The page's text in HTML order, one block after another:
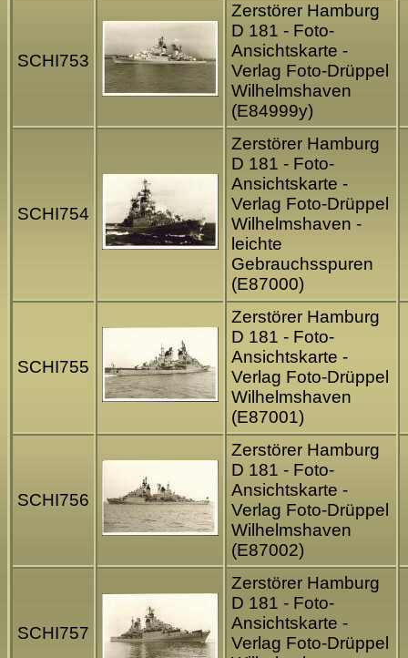
SCHI753
Zerstörer Hamburg
D 181 - Foto-
Ansichtskarte -
Verlag Foto-Drüppel
Wilhelmshaven
(E84999y)
SCHI754
Zerstörer Hamburg
D 181 - Foto-
Ansichtskarte -
Verlag Foto-Drüppel
Wilhelmshaven -
leichte
Gebrauchsspuren
(E87000)
SCHI755
Zerstörer Hamburg
D 181 - Foto-
Ansichtskarte -
Verlag Foto-Drüppel
Wilhelmshaven
(E87001)
SCHI756
Zerstörer Hamburg
D 181 - Foto-
Ansichtskarte -
Verlag Foto-Drüppel
Wilhelmshaven
(E87002)
SCHI757
Zerstörer Hamburg
D 181 - Foto-
Ansichtskarte -
Verlag Foto-Drüppel